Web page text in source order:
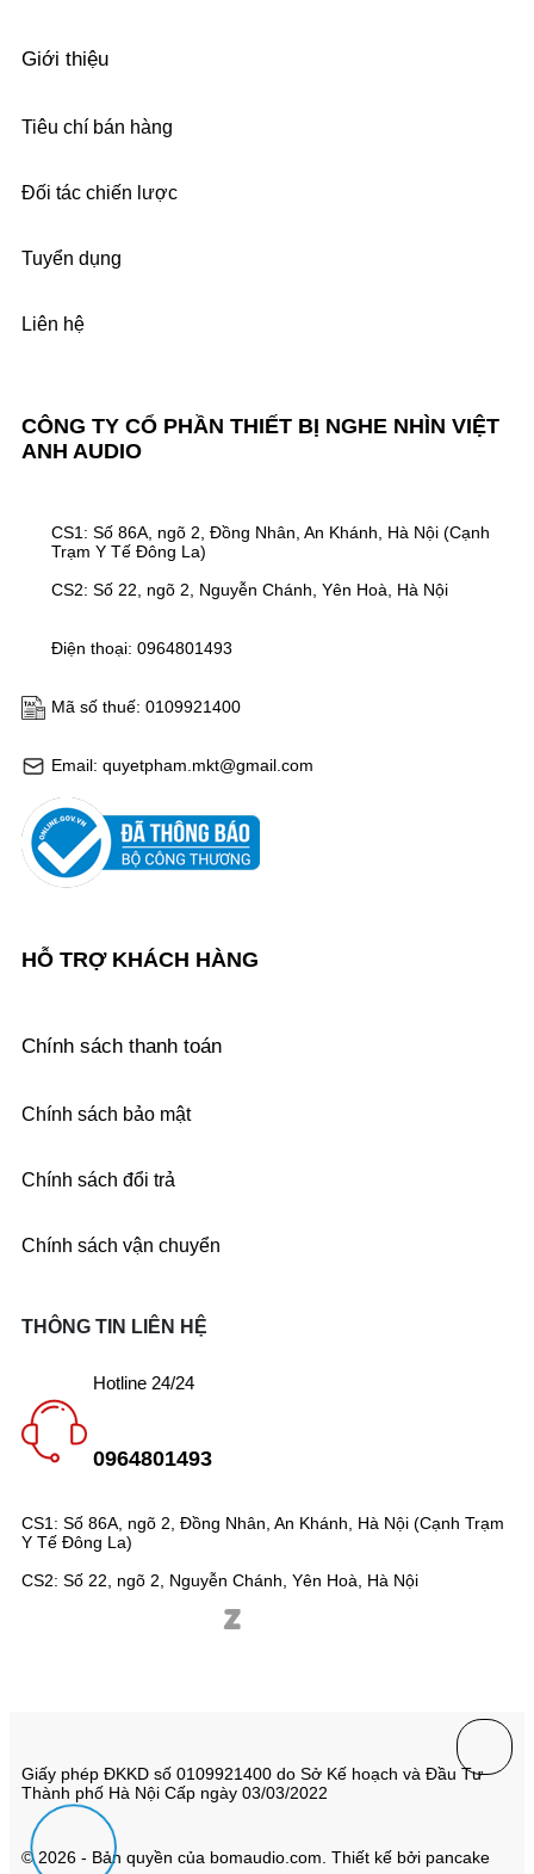
CÔNG TY CỔ PHẦN THIẾT BỊ NGHE NHÌN VIỆT
ANH AUDIO
Email: quyetpham.mkt@gmail.com
Mã số thuế: 0109921400
Điện thoại: 0964801493
CS1: Số 86A, ngõ 2, Đồng Nhân, An Khánh, Hà Nội (Cạnh
Trạm Y Tế Đông La)
CS2: Số 22, ngõ 2, Nguyễn Chánh, Yên Hoà, Hà Nội
Giới thiệu
Tiêu chí bán hàng
Đối tác chiến lược
Tuyển dụng
Liên hệ
HỖ TRỢ KHÁCH HÀNG
Chính sách thanh toán
Chính sách bảo mật
Chính sách đổi trả
Chính sách vận chuyển
CS1: Số 86A, ngõ 2, Đồng Nhân, An Khánh, Hà Nội (Cạnh Trạm
Y Tế Đông La)
CS2: Số 22, ngõ 2, Nguyễn Chánh, Yên Hoà, Hà Nội
THÔNG TIN LIÊN HỆ
Hotline 24/24
0964801493
Giấy phép ĐKKD số 0109921400 do Sở Kế hoạch và Đầu Tư
Thành phố Hà Nội Cấp ngày 03/03/2022
© 2026 - Bản quyền của bomaudio.com. Thiết kế bởi pancake